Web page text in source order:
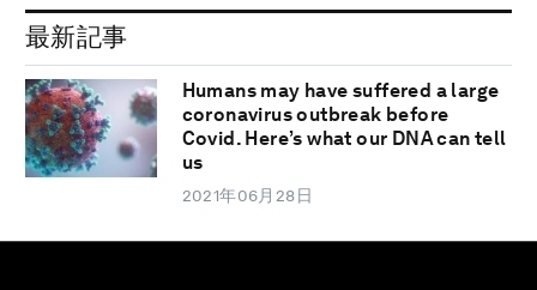
最新記事
Humans may have suffered a large
coronavirus outbreak before
Covid. Here’s what our DNA can tell
us
2021年06月28日